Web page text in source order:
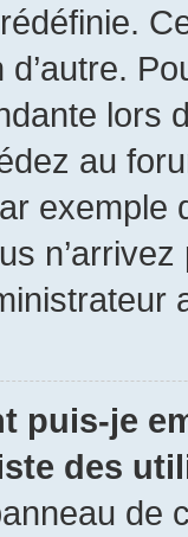
d’autre.
lors
au
exemple
puis-je
des
de